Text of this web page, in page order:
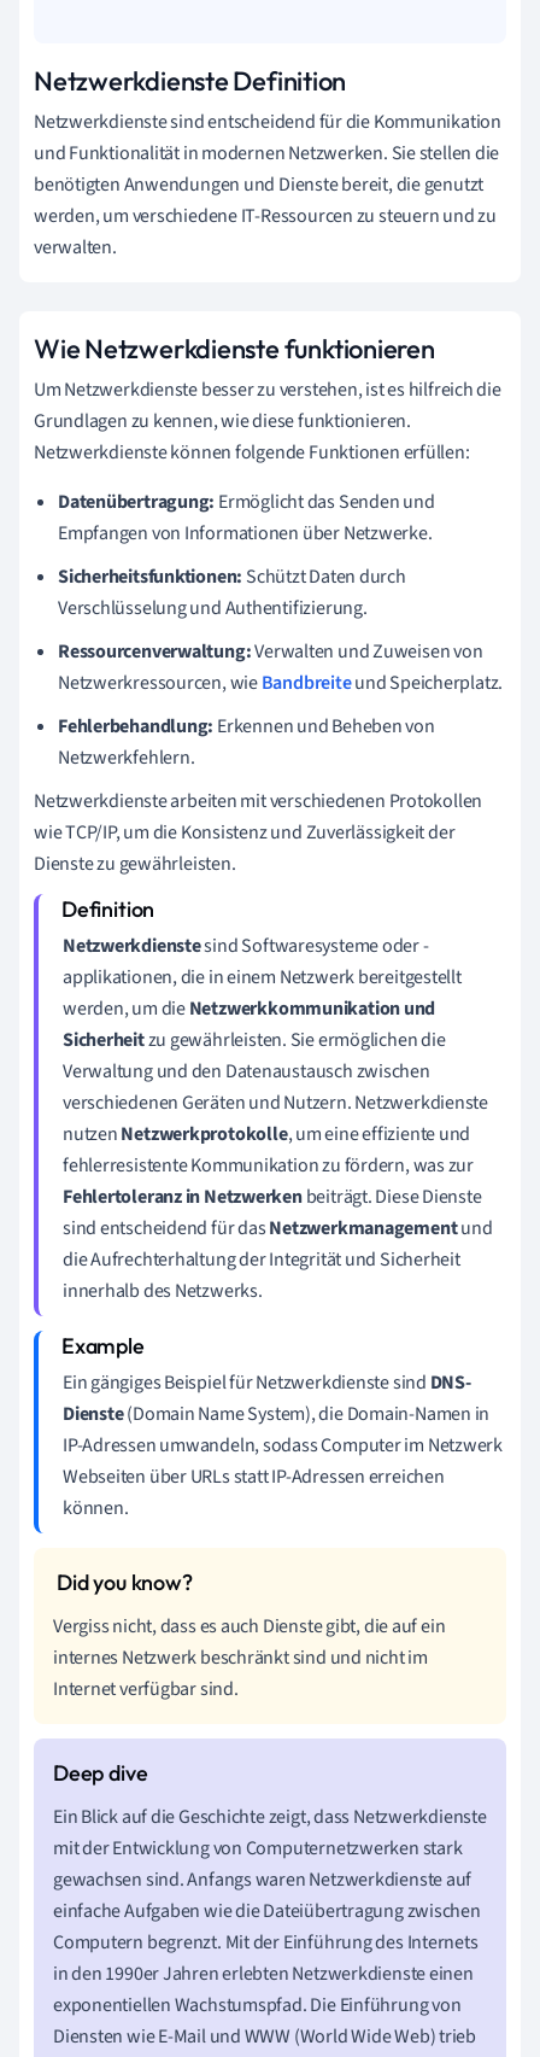
Netzwerkdienste Definition
Netzwerkdienste sind entscheidend für die Kommunikation
und Funktionalität in modernen Netzwerken. Sie stellen die
benötigten Anwendungen und Dienste bereit, die genutzt
werden, um verschiedene IT-Ressourcen zu steuern und zu
verwalten.
Wie Netzwerkdienste funktionieren
Um Netzwerkdienste besser zu verstehen, ist es hilfreich die
Grundlagen zu kennen, wie diese funktionieren.
Netzwerkdienste können folgende Funktionen erfüllen:
Datenübertragung: Ermöglicht das Senden und
Empfangen von Informationen über Netzwerke.
Sicherheitsfunktionen: Schützt Daten durch
Verschlüsselung und Authentifizierung.
Ressourcenverwaltung:Verwalten und Zuweisen von
Netzwerkressourcen, wieBandbreiteund Speicherplatz.
Fehlerbehandlung: Erkennen und Beheben von
Netzwerkfehlern.
Netzwerkdienste arbeiten mit verschiedenen Protokollen
wie TCP/IP, um die Konsistenz und Zuverlässigkeit der
Dienste zu gewährleisten.
Netzwerkdienstesind Softwaresysteme oder -
applikationen, die in einem Netzwerk bereitgestellt
werden, um dieNetzwerkkommunikation und
Sicherheitzu gewährleisten. Sie ermöglichen die
Verwaltung und den Datenaustausch zwischen
verschiedenen Geräten und Nutzern. Netzwerkdienste
nutzenNetzwerkprotokolle, um eine effiziente und
fehlerresistente Kommunikation zu fördern, was zur
Fehlertoleranz in Netzwerkenbeiträgt. Diese Dienste
sind entscheidend für dasNetzwerkmanagementund
die Aufrechterhaltung der Integrität und Sicherheit
innerhalb des Netzwerks.
Ein gängiges Beispiel für Netzwerkdienste sind DNS-
Dienste(Domain Name System), die Domain-Namen in
IP-Adressen umwandeln, sodass Computer im Netzwerk
Webseiten über URLs statt IP-Adressen erreichen
können.
Vergiss nicht, dass es auch Dienste gibt, die auf ein
internes Netzwerk beschränkt sind und nicht im
Internet verfügbar sind.
Ein Blick auf die Geschichte zeigt, dass Netzwerkdienste
mit der Entwicklung von Computernetzwerken stark
gewachsen sind. Anfangs waren Netzwerkdienste auf
einfache Aufgaben wie die Dateiübertragung zwischen
Computern begrenzt. Mit der Einführung des Internets
in den 1990er Jahren erlebten Netzwerkdienste einen
exponentiellen Wachstumspfad. Die Einführung von
Diensten wie E-Mail und WWW (World Wide Web) trieb